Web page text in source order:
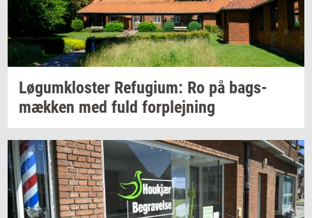
Løgum­klo­ster Re­fu­gi­um: Ro på bags­
mæk­ken med fuld for­plej­ning